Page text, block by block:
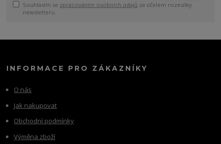
Souhlasím se zpracováním osobních údajů za účelem rozesílky
newsletteru.
INFORMACE PRO ZÁKAZNÍKY
O nás
Jak nakupovat
Obchodní podmínky
Výměna zboží